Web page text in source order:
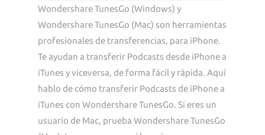
Wondershare TunesGo (Windows) y
Wondershare TunesGo (Mac) son herramientas
profesionales de transferencias, para iPhone.
Te ayudan a transferir Podcasts desde iPhone a
iTunes y viceversa, de forma fácil y rápida. Aquí
hablo de cómo transferir Podcasts de iPhone a
iTunes con Wondershare TunesGo. Si eres un
usuario de Mac, prueba Wondershare TunesGo